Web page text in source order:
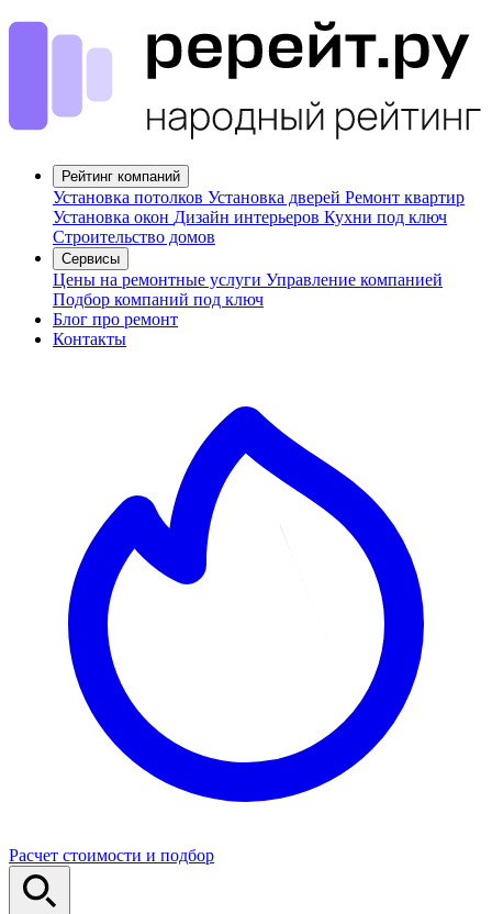
Рейтинг компаний
Установка потолков Установка дверей Ремонт квартир
Установка окон Дизайн интерьеров Кухни под ключ
Строительство домов
Сервисы
Цены на ремонтные услуги Управление компанией
Подбор компаний под ключ
Блог про ремонт
Контакты
Расчет стоимости и подбор